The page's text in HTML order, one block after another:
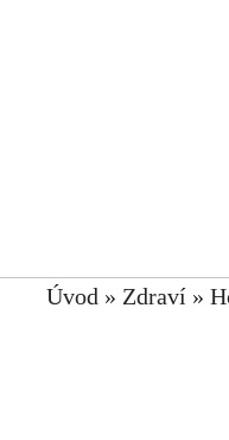
Úvod » Zdraví »